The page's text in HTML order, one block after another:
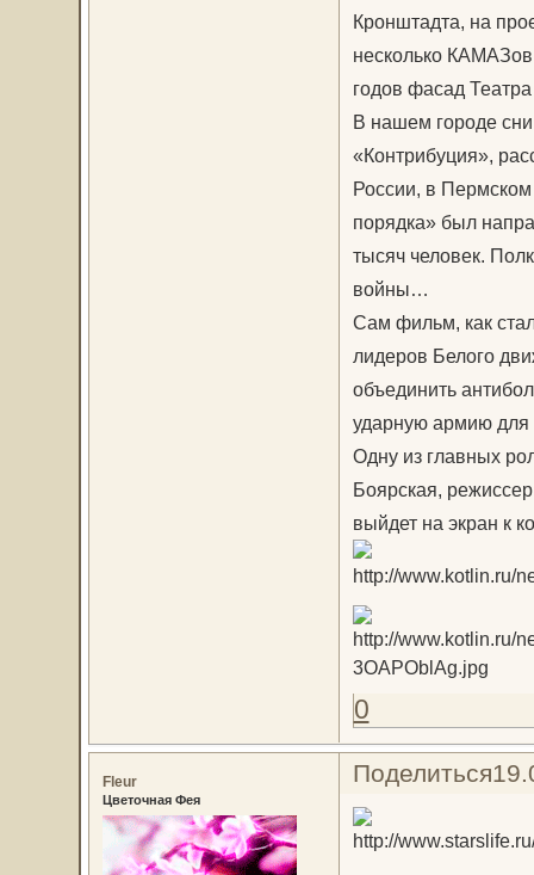
Кронштадта, на
несколько
годов фасад
В нашем городе
«Контрибуция»,
России, в
порядка» был
тысяч человек.
войны…
Сам фильм, как
лидеров Белого
объединить
ударную армию для
Одну из главных
Боярская,
выйдет на экран к
0
Поделиться
Fleur
Цветочная Фея